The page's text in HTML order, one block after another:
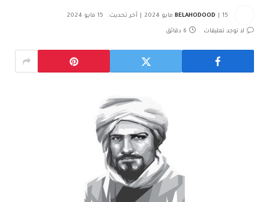
BELAHODOOD 15 مايو 2024 آخر تحديث: 15 مايو 2024
لا توجد تعليقات 6 دقائق